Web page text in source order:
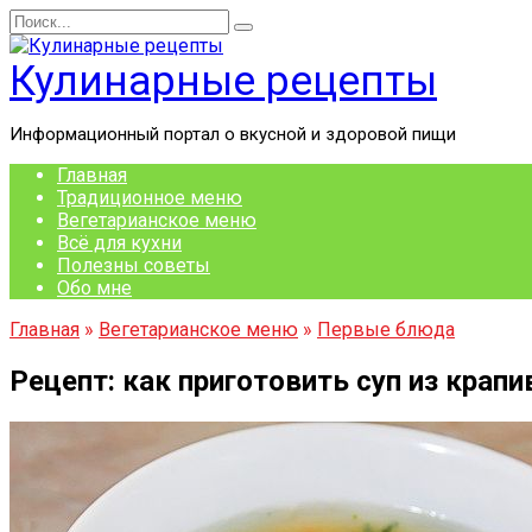
Перейти
к
содержанию
Search
for:
Кулинарные рецепты
Информационный портал о вкусной и здоровой пищи
Главная
Традиционное меню
Вегетарианское меню
Всё для кухни
Полезны советы
Обо мне
Главная » Вегетарианское меню » Первые блюда
Рецепт: как приготовить суп из